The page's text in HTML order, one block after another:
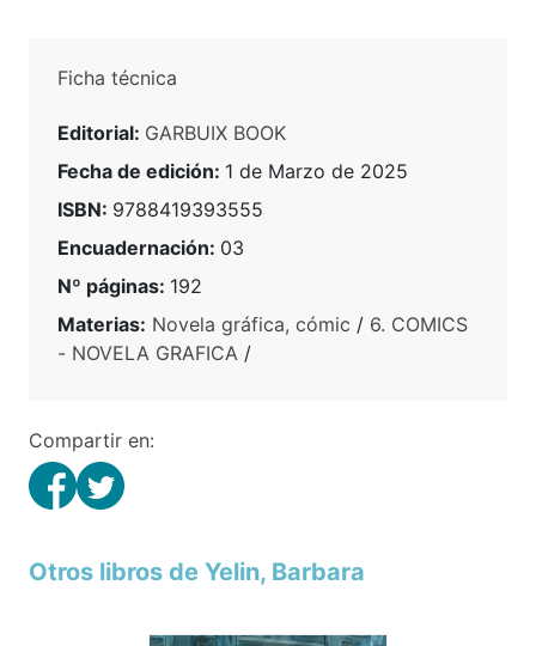
Ficha técnica
Editorial: GARBUIX BOOK
Fecha de edición: 1 de Marzo de 2025
ISBN: 9788419393555
Encuadernación: 03
Nº páginas: 192
Materias: Novela gráfica, cómic / 6. COMICS
- NOVELA GRAFICA /
Compartir en:
Otros libros de Yelin, Barbara